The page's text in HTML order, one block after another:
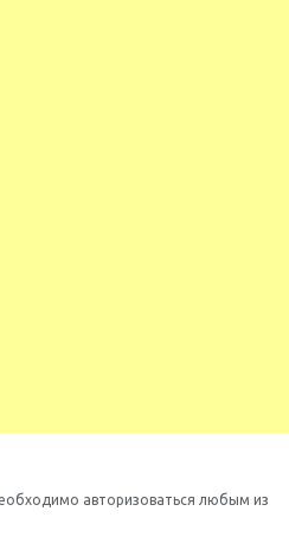
авторизоваться любым из